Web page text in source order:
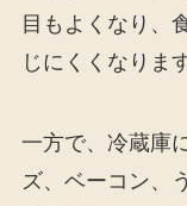
目もよくなり、
じにくくなります
一方で、冷蔵庫
ズ、ベーコン、